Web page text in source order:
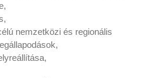
nemzetközi és regionális